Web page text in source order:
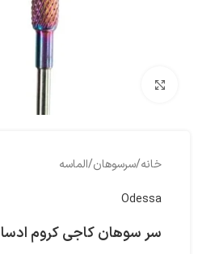
خانه/سرسوهان/الماسه
Odessa
سر سوهان کاجی کروم ادسا odessa